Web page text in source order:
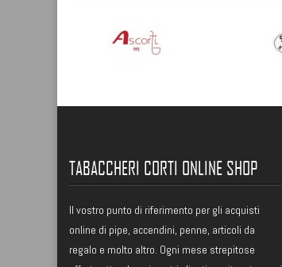
TABACCHERI CORTI ONLINE SHOP
Il vostro punto di riferimento per gli acquisti
online di pipe, accendini, penne, articoli da
regalo e molto altro. Ogni mese strepitose